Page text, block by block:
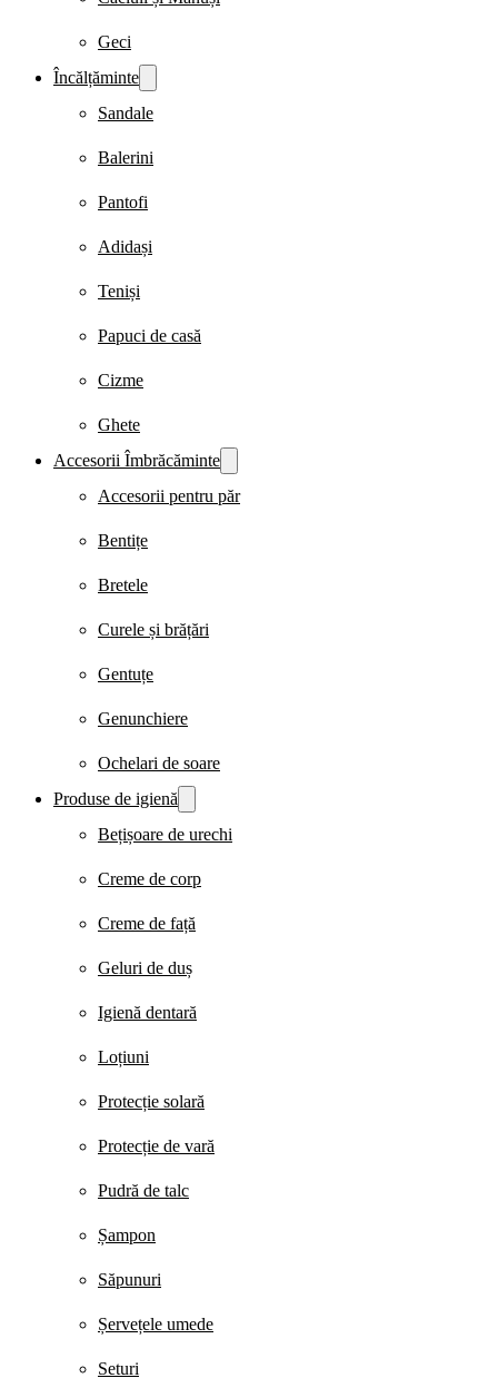
Geci
Încălțăminte
Sandale
Balerini
Pantofi
Adidași
Teniși
Papuci de casă
Cizme
Ghete
Accesorii Îmbrăcăminte
Accesorii pentru păr
Bentițe
Bretele
Curele și brățări
Gentuțe
Genunchiere
Ochelari de soare
Produse de igienă
Bețișoare de urechi
Creme de corp
Creme de față
Geluri de duș
Igienă dentară
Loțiuni
Protecție solară
Protecție de vară
Pudră de talc
Șampon
Săpunuri
Șervețele umede
Seturi